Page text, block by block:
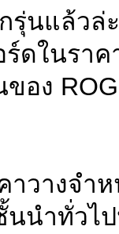
นแล้วล่ะ
ร์ดในรา
ของ
าวางจำ
นนำทั่วไ